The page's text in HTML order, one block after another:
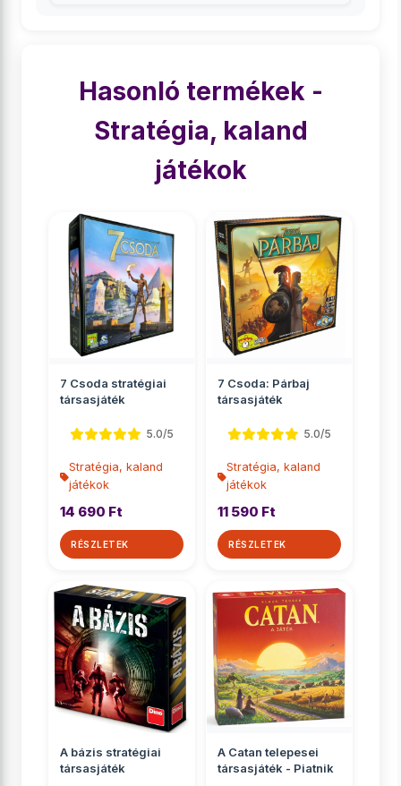
Hasonló termékek -
Stratégia, kaland
játékok
7 Csoda stratégiai
társasjáték
5.0/5
Stratégia, kaland
játékok
14 690 Ft
RÉSZLETEK
7 Csoda: Párbaj
társasjáték
5.0/5
Stratégia, kaland
játékok
11 590 Ft
RÉSZLETEK
A bázis stratégiai
társasjáték
A Catan telepesei
társasjáték - Piatnik